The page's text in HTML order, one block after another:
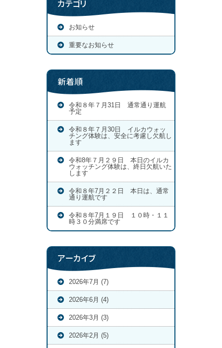
カテゴリ
お知らせ
重要なお知らせ
新着順
令和８年７月31日 通常通り運航
予定
令和８年７月30日 イルカウォッ
チング体験は、安全に考慮し欠航し
ます
令和8年７月２９日 本日のイルカ
ウォッチング体験は、終日欠航いた
します
令和８年7月２２日 本日は、通常
通り運航です
令和８年7月１９日 １０時・１１
時３０分満席です
アーカイブ
2026年7月 (7)
2026年6月 (4)
2026年3月 (3)
2026年2月 (5)